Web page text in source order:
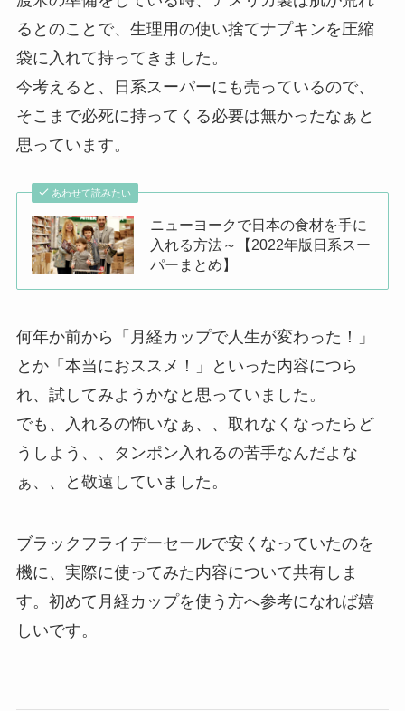
るとのことで、生理用の使い捨てナプキンを圧縮
袋に入れて持ってきました。
今考えると、日系スーパーにも売っているので、
そこまで必死に持ってくる必要は無かったなぁと
思っています。
あわせて読みたい
ニューヨークで日本の食材を手に
入れる方法～【2022年版日系スー
パーまとめ】
何年か前から「月経カップで人生が変わった！」
とか「本当におススメ！」といった内容につら
れ、試してみようかなと思っていました。
でも、入れるの怖いなぁ、、取れなくなったらど
うしよう、、タンポン入れるの苦手なんだよな
ぁ、、と敬遠していました。
ブラックフライデーセールで安くなっていたのを
機に、実際に使ってみた内容について共有しま
す。初めて月経カップを使う方へ参考になれば嬉
しいです。